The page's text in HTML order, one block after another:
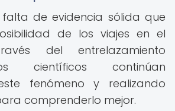
de evidencia sólida que
de los viajes en el
del entrelazamiento
científicos continúan
fenómeno y realizando
comprenderlo mejor.